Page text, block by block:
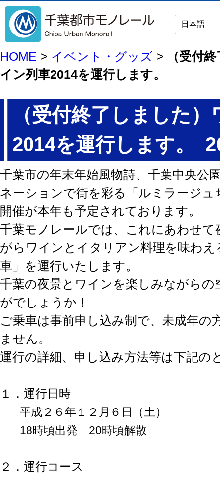
HOME > イベント・グッズ >
（受付
イン列車2014を運行します。
（受付終了しました
2014を運行します。
千葉市の年末年始風物詩、千葉中央公
ネーションで街を彩る「ルミラージュ
開催が本年も予定されております。
千葉モノレールでは、これにあわせて
がらワインとイタリアン料理を味わえ
車」を運行いたします。
千葉の夜景とワインを楽しみながらの
がでしょうか！
ご乗車は事前申し込み制で、未成年の
ません。
運行の詳細、申し込み方法等は下記の
１．運行日時
平成２６年１２月６日（土）
18時頃出発 20時頃解散
２．運行コース